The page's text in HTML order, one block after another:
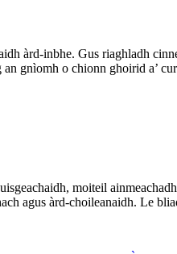
àrd-inbhe. Gus riaghladh
gnìomh o chionn ghoirid a’
moiteil
agus àrd-choileanaidh. Le